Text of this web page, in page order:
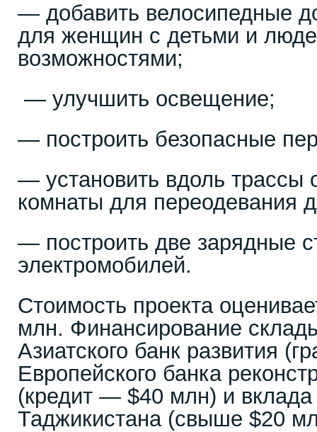
— добавить велосипедные
для женщин с детьми и
возможностями;
— улучшить освещение;
— построить безопасные
— установить вдоль трассы
комнаты для переодевания
— построить две зарядные
электромобилей.
Стоимость проекта
млн. Финансирование
Азиатского банк развития
Европейского банка
(кредит — $40 млн) и вклада
Таджикистана (свыше $20